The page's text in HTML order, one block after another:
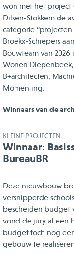
won met het project
Dilsen-Stokkem de
categorie
Broekx-Schiepers
Bouwteam van
Wonen
B+architecten,
Momenting.
Winnaars van de
KLEINE PROJECTEN
Winnaar:
BureauBR
Deze nieuwbouw
versnipperde
bescheiden budget
vond de jury al een
budget toch nog
gebouw te